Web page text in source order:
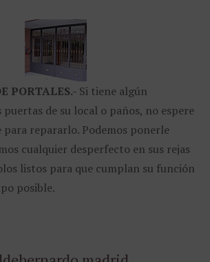
PORTALES.- Si tiene algún
de su local o paños, no espere
para repararlo. Podemos ponerle
cualquier desperfecto en sus rejas
listos para que cumplan su función
posible.